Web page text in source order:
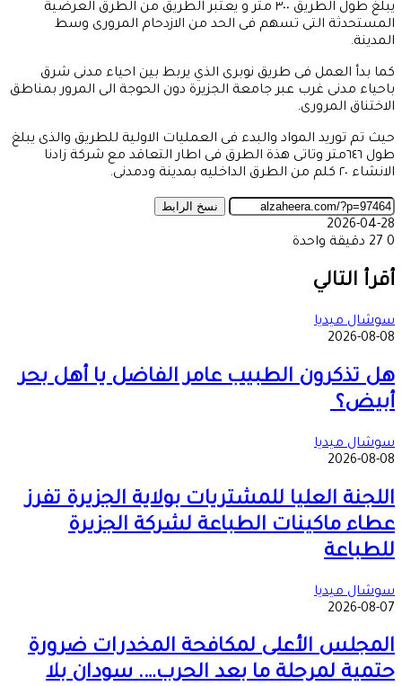
يبلغ طول الطريق ٣٠٠ متر و يعتبر الطريق من الطرق العرضية
المستحدثة التى تسهم فى الحد من الازدحام المرورى وسط
المدينة.
كما بدأ العمل فى طريق نوبرى الذي يربط بين احياء مدنى شرق
باحياء مدنى غرب عبر جامعة الجزيرة دون الحوجة الى المرور بمناطق
الاختناق المرورى.
حيث تم توريد المواد والبدء فى العمليات الاولية للطريق والذى يبلغ
طول ٦٤٦متر وتاتى هذة الطرق فى اطار التعاقد مع شركة زادنا
الانشاء ٢٠ كلم من الطرق الداخليه بمدينة ودمدنى.
نسخ الرابط
2026-04-28
0
دقيقة واحدة
عبر
البريد
أقرأ التالي
سوشال ميديا
2026-08-08
هل تذكرون الطبيب عامر الفاضل يا أهل بحر
أبيض؟
سوشال ميديا
2026-08-08
اللجنة العليا للمشتريات بولاية الجزيرة تفرز
عطاء ماكينات الطباعة لشركة الجزيرة
للطباعة
سوشال ميديا
2026-08-07
المجلس الأعلى لمكافحة المخدرات ضرورة
حتمية لمرحلة ما بعد الحرب…. سودان بلا